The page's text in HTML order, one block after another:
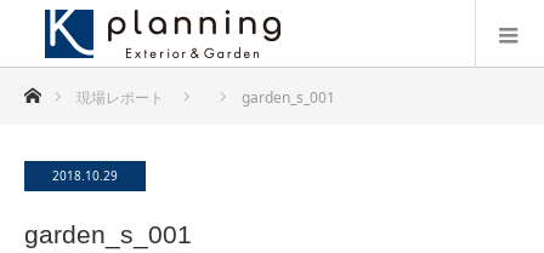
ホーム現場レポート garden_s_001
2018.10.29
garden_s_001